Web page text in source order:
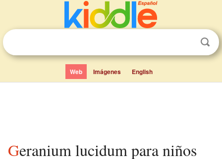
Web Imágenes English
Geranium lucidum para niños